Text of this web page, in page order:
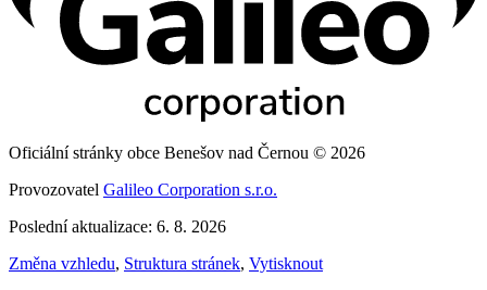
Oficiální stránky obce Benešov nad Černou © 2026
Provozovatel Galileo Corporation s.r.o.
Poslední aktualizace: 6. 8. 2026
Změna vzhledu, Struktura stránek, Vytisknout